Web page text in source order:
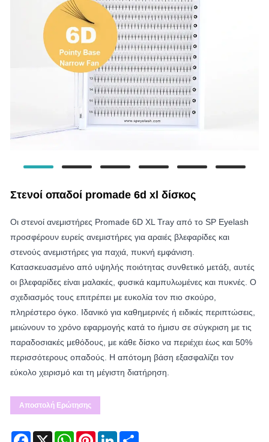
Στενοί οπαδοί promade 6d xl δίσκος
Οι στενοί ανεμιστήρες Promade 6D XL Tray από το SP Eyelash
προσφέρουν ευρείς ανεμιστήρες για αραιές βλεφαρίδες και
στενούς ανεμιστήρες για παχιά, πυκνή εμφάνιση.
Κατασκευασμένο από υψηλής ποιότητας συνθετικό μετάξι, αυτές
οι βλεφαρίδες είναι μαλακές, φυσικά καμπυλωμένες και πυκνές. Ο
σχεδιασμός τους επιτρέπει με ευκολία τον πιο σκούρο,
πληρέστερο όγκο. Ιδανικό για καθημερινές ή ειδικές περιπτώσεις,
μειώνουν το χρόνο εφαρμογής κατά το ήμισυ σε σύγκριση με τις
παραδοσιακές μεθόδους, με κάθε δίσκο να περιέχει έως και 50%
περισσότερους οπαδούς. Η απότομη βάση εξασφαλίζει τον
εύκολο χειρισμό και τη μέγιστη διατήρηση.
Αποστολή Ερώτησης
Facebook
X WhatsAppPinterestLinkedIn